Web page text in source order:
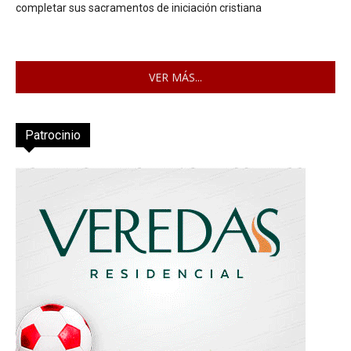
completar sus sacramentos de iniciación cristiana
VER MÁS...
Patrocinio